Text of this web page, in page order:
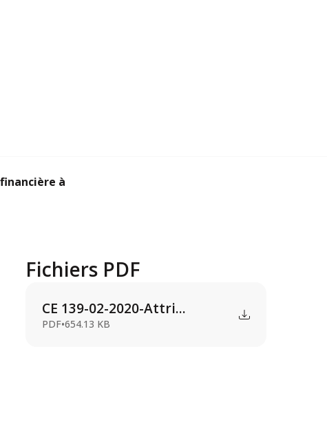
à M CARTY...
Fichiers PDF
CE 139-02-2020-Attri...
PDF•654.13 KB